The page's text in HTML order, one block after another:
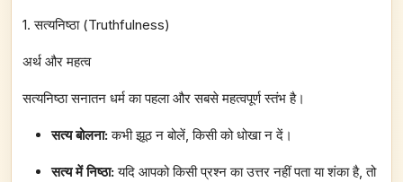
1. सत्यनिष्ठा (Truthfulness)
अर्थ और महत्व
सत्यनिष्ठा सनातन धर्म का पहला और सबसे महत्वपूर्ण स्तंभ है।
सत्य बोलना:कभी झूठ न बोलें, किसी को धोखा न दें।
सत्य में निष्ठा:यदि आपको किसी प्रश्न का उत्तर नहीं पता या शंका है, तो